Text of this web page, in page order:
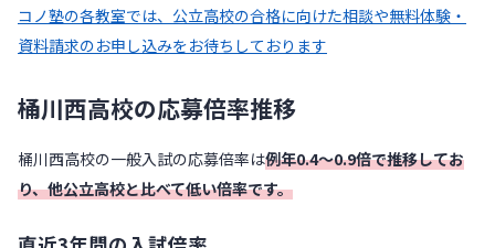
コノ塾の各教室では、公立高校の合格に向けた相談や無料体験・
資料請求のお申し込みをお待ちしております
桶川西高校の応募倍率推移
桶川西高校の一般入試の応募倍率は例年0.4〜0.9倍で推移してお
り、他公立高校と比べて低い倍率です。